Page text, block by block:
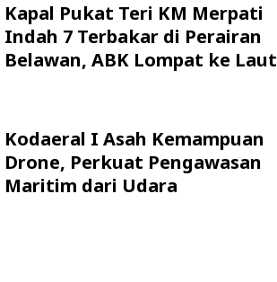
Kapal Pukat Teri KM Merpati
Indah 7 Terbakar di Perairan
Belawan, ABK Lompat ke Laut
Kodaeral I Asah Kemampuan
Drone, Perkuat Pengawasan
Maritim dari Udara